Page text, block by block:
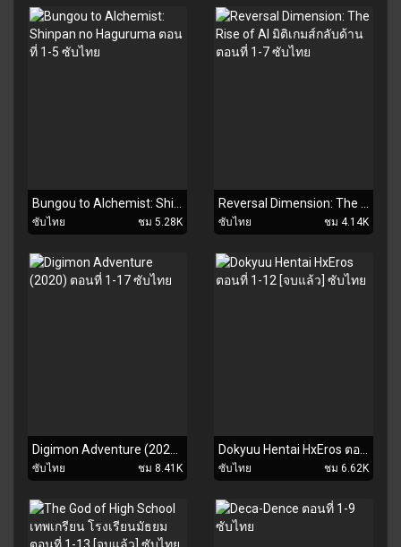
ซับไทย ชม 5.28K ซับไทย ชม 4.14K
ซับไทย ชม 8.41K ซับไทย ชม 6.62K